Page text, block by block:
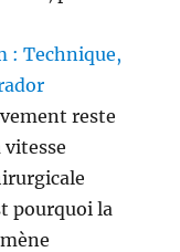
: Technique,
reste
pourquoi la